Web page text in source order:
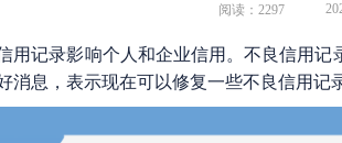
阅读：2297
用记录影响个人和企业信用。不良信用
消息，表示现在可以修复一些不良信用记